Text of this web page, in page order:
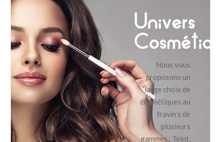
Notre but : développer les pulsions d’achats de votre
clientèle grâce à des produits de qualité, à des prix
accessibles.
Nos présentoirs sont disponibles en différents
formats, pour s’adapter au mieux à la surface
disponible de votre espace de vente.
Univers
Nous vous
proposons un
large choix de
cosmétiques au
travers de
plusieurs
gammes : Teint,